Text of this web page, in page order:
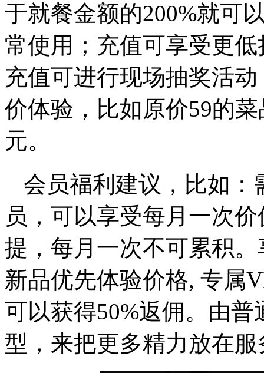
于就餐金额的200%就可
常使用；充值可享受更
充值可进行现场抽奖活
价体验，比如原价59的
元。
会员福利建议，比如：
员，可以享受每月一次
提，每月一次不可累积
新品优先体验价格, 专属
可以获得50%返佣。由
型，来把更多精力放在